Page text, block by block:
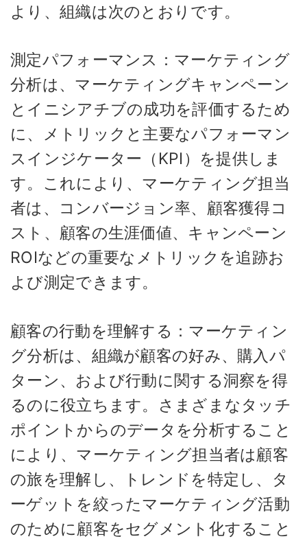
より、組織は次のとおりです。
測定パフォーマンス：マーケティング
分析は、マーケティングキャンペーン
とイニシアチブの成功を評価するため
に、メトリックと主要なパフォーマン
スインジケーター（KPI）を提供しま
す。これにより、マーケティング担当
者は、コンバージョン率、顧客獲得コ
スト、顧客の生涯価値、キャンペーン
ROIなどの重要なメトリックを追跡お
よび測定できます。
顧客の行動を理解する：マーケティン
グ分析は、組織が顧客の好み、購入パ
ターン、および行動に関する洞察を得
るのに役立ちます。さまざまなタッチ
ポイントからのデータを分析すること
により、マーケティング担当者は顧客
の旅を理解し、トレンドを特定し、タ
ーゲットを絞ったマーケティング活動
のために顧客をセグメント化すること